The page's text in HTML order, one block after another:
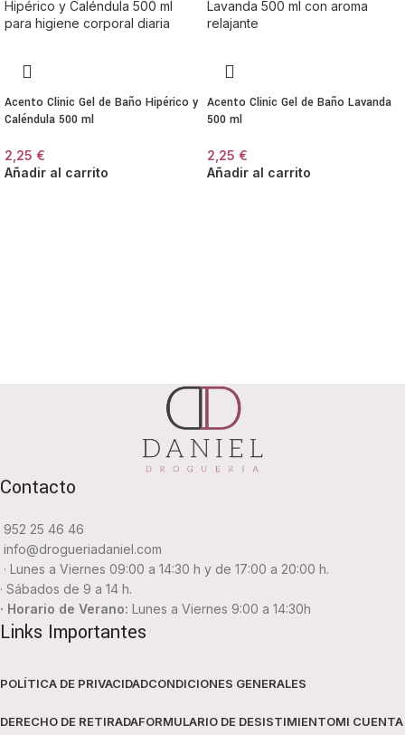
Acento Clinic Gel de Baño Hipérico y
Caléndula 500 ml
2,25 €
Añadir al carrito
Acento Clinic Gel de Baño Lavanda
500 ml
2,25 €
Añadir al carrito
Contacto
952 25 46 46
info@drogueriadaniel.com
· Lunes a Viernes 09:00 a 14:30 h y de 17:00 a 20:00 h.
· Sábados de 9 a 14 h.
· Horario de Verano: Lunes a Viernes 9:00 a 14:30h
Links Importantes
POLÍTICA DE PRIVACIDADCONDICIONES GENERALES
DERECHO DE RETIRADAFORMULARIO DE DESISTIMIENTOMI CUENTA